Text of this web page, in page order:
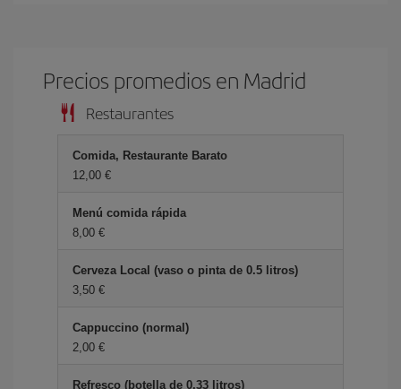
Precios promedios en Madrid
Restaurantes
Comida, Restaurante Barato
12,00 €
Menú comida rápida
8,00 €
Cerveza Local (vaso o pinta de 0.5 litros)
3,50 €
Cappuccino (normal)
2,00 €
Refresco (botella de 0.33 litros)